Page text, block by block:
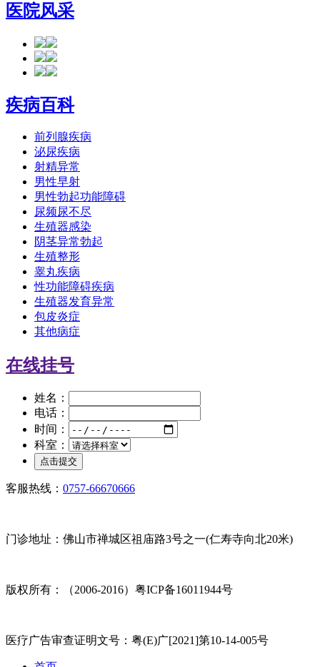
医院风采
疾病百科
前列腺疾病
泌尿疾病
射精异常
男性早射
男性勃起功能障碍
尿频尿不尽
生殖器感染
阴茎异常勃起
生殖整形
睾丸疾病
性功能障碍疾病
生殖器发育异常
包皮炎症
其他病症
在线挂号
姓名：
电话：
时间：
科室：
客服热线： 0757-66670666
门诊地址：佛山市禅城区祖庙路3号之一(仁寿寺向北20米)
版权所有：（2006-2016）粤ICP备16011944号
医疗广告审查证明文号：粤(E)广[2021]第10-14-005号